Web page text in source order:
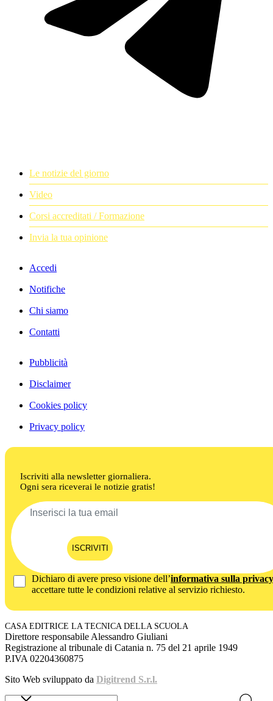
Le notizie del giorno
Video
Corsi accreditati / Formazione
Invia la tua opinione
Accedi
Notifiche
Chi siamo
Contatti
Pubblicità
Disclaimer
Cookies policy
Privacy policy
Iscriviti alla newsletter giornaliera.
Ogni sera riceverai le notizie gratis!
ISCRIVITI
Dichiaro di avere preso visione dell’informativa sulla privacy
accettare tutte le condizioni relative al servizio richiesto.
CASA EDITRICE LA TECNICA DELLA SCUOLA
Direttore responsabile Alessandro Giuliani
Registrazione al tribunale di Catania n. 75 del 21 aprile 1949
P.IVA 02204360875
Sito Web sviluppato da Digitrend S.r.l.